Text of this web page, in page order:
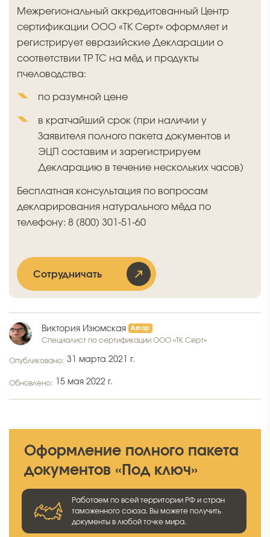
Межрегиональный аккредитованный Центр
сертификации ООО «ТК Серт» оформляет и
регистрирует евразийские Декларации о
соответствии ТР ТС на мёд и продукты
пчеловодства:
по разумной цене
в кратчайший срок (при наличии у
Заявителя полного пакета документов и
ЭЦП составим и зарегистрируем
Декларацию в течение нескольких часов)
Бесплатная консультация по вопросам
декларирования натурального мёда по
телефону: 8 (800) 301-51-60
Сотрудничать
Виктория Изюмская
Специалист по сертификации ООО «ТК Серт»
Опубликовано: 31 марта 2021 г.
Обновлено: 15 мая 2022 г.
Оформление полного пакета
документов «Под ключ»
Работаем по всей территории РФ и стран
таможенного союза. Вы можете получить
документы в любой точке мира.